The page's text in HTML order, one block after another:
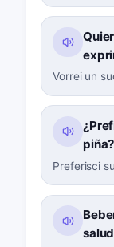
Vorrei un
piña?
Preferisci